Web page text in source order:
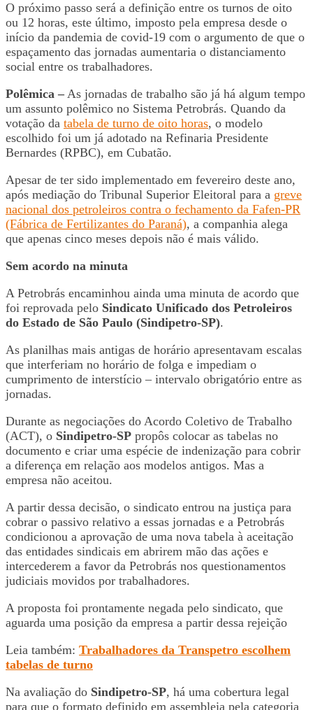
O próximo passo será a definição entre os turnos de oito
ou 12 horas, este último, imposto pela empresa desde o
início da pandemia de covid-19 com o argumento de que o
espaçamento das jornadas aumentaria o distanciamento
social entre os trabalhadores.
Polêmica –As jornadas de trabalho são já há algum tempo
um assunto polêmico no Sistema Petrobrás. Quando da
votação da tabela de turno de oito horas, o modelo
escolhido foi um já adotado na Refinaria Presidente
Bernardes (RPBC), em Cubatão.
Apesar de ter sido implementado em fevereiro deste ano,
após mediação do Tribunal Superior Eleitoral para a greve
nacional dos petroleiros contra o fechamento da Fafen-PR
(Fábrica de Fertilizantes do Paraná), a companhia alega
que apenas cinco meses depois não é mais válido.
Sem acordo na minuta
A Petrobrás encaminhou ainda uma minuta de acordo que
foi reprovada pelo Sindicato Unificado dos Petroleiros
do Estado de São Paulo (Sindipetro-SP).
As planilhas mais antigas de horário apresentavam escalas
que interferiam no horário de folga e impediam o
cumprimento de interstício – intervalo obrigatório entre as
jornadas.
Durante as negociações do Acordo Coletivo de Trabalho
(ACT), o Sindipetro-SP propôs colocar as tabelas no
documento e criar uma espécie de indenização para cobrir
a diferença em relação aos modelos antigos. Mas a
empresa não aceitou.
A partir dessa decisão, o sindicato entrou na justiça para
cobrar o passivo relativo a essas jornadas e a Petrobrás
condicionou a aprovação de uma nova tabela à aceitação
das entidades sindicais em abrirem mão das ações e
intercederem a favor da Petrobrás nos questionamentos
judiciais movidos por trabalhadores.
A proposta foi prontamente negada pelo sindicato, que
aguarda uma posição da empresa a partir dessa rejeição
Leia também: Trabalhadores da Transpetro escolhem
tabelas de turno
Na avaliação do Sindipetro-SP, há uma cobertura legal
para que o formato definido em assembleia pela categoria